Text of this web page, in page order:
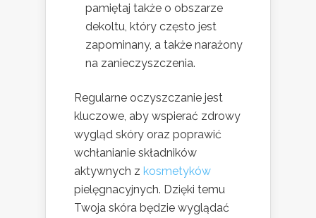
pamiętaj także o obszarze
dekoltu, który często jest
zapominany, a także narażony
na zanieczyszczenia.
Regularne oczyszczanie jest
kluczowe, aby wspierać zdrowy
wygląd skóry oraz poprawić
wchłanianie składników
aktywnych z kosmetyków
pielęgnacyjnych. Dzięki temu
Twoja skóra będzie wyglądać